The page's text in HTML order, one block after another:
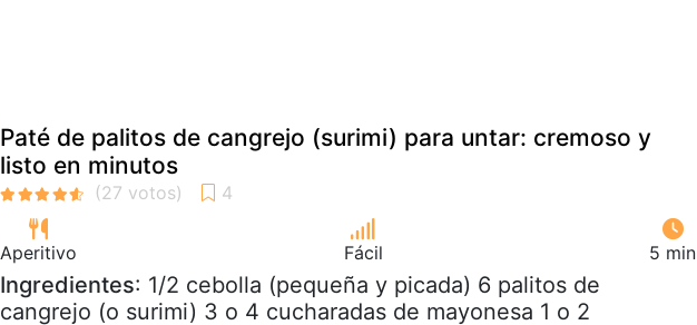
Paté de palitos de cangrejo (surimi) para untar: cremoso y
listo en minutos
Aperitivo Fácil 5 min
Ingredientes: 1/2 cebolla (pequeña y picada) 6 palitos de
cangrejo (o surimi) 3 o 4 cucharadas de mayonesa 1 o 2